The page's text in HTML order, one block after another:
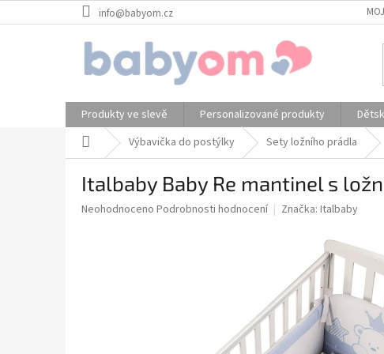
na
info@babyom.cz
Produkty ve slevě Personalizované produkty
Domů Výbavička do postýlky Sety ložního prádla
Italbaby Baby Re mantinel s
Průměrné
Neohodnoceno Podrobnosti hodnocení Značka: Italbaby